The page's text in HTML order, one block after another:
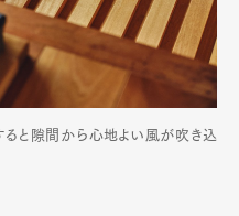
ると隙間から心地よい風が吹き込